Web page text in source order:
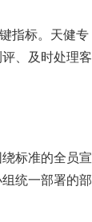
指标。天健专
、及时处理客
标准的全员宣
统一部署的部